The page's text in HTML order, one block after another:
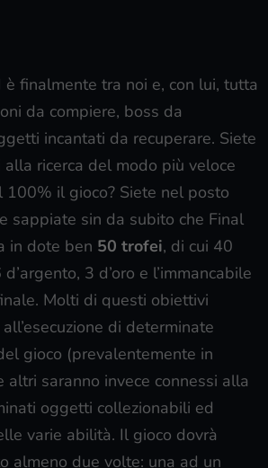
è finalmente tra noi e, con lui, tutta
da compiere, boss da
incantati da recuperare. Siete
ricerca del modo più veloce
100% il gioco? Siete nel posto
sappiate sin da subito che Final
in dote ben 50 trofei, di cui 40
3 d’oro e l’immancabile
Molti di questi obiettivi
di determinate
gioco (prevalentemente in
saranno invece connessi alla
oggetti collezionabili ed
varie abilità. Il gioco dovrà
almeno due volte: una ad un